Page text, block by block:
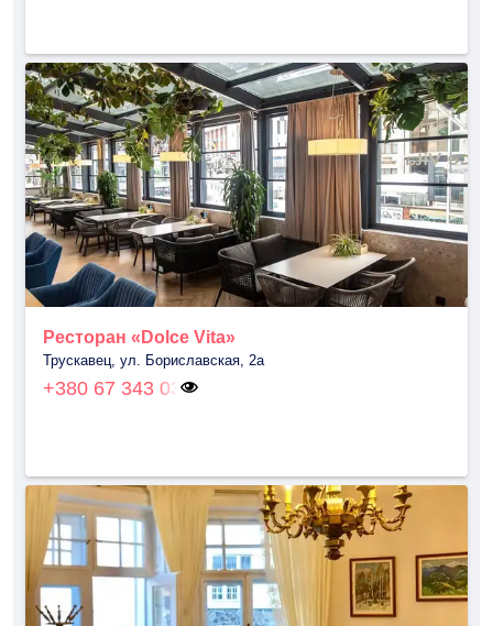
Ресторан «Dolce Vita»
Трускавец, ул. Бориславская, 2а
+380 67 343 03